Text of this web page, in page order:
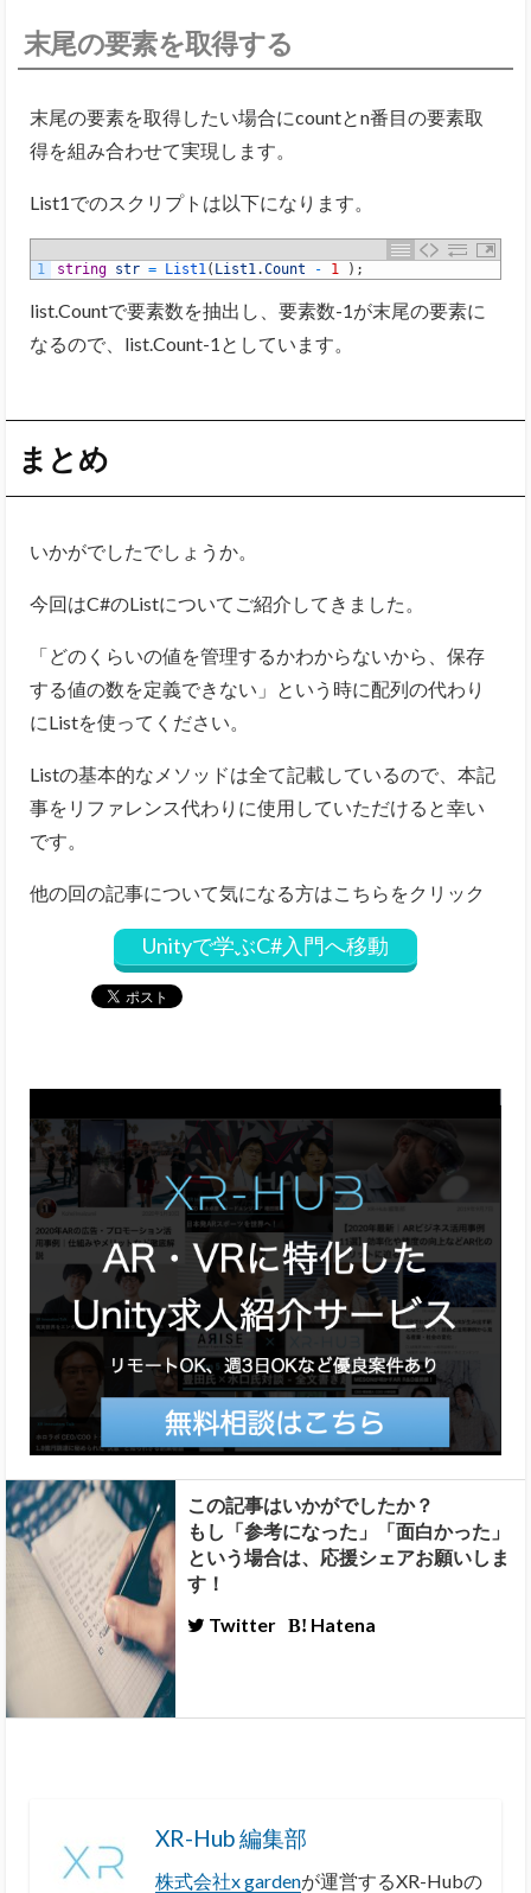
末尾の要素を取得する
末尾の要素を取得したい場合にcountとn番目の要素取
得を組み合わせて実現します。
List1でのスクリプトは以下になります。
1 string str = List1 ( List1 .Count - 1 ) ;
list.Countで要素数を抽出し、要素数-1が末尾の要素に
なるので、list.Count-1としています。
まとめ
いかがでしたでしょうか。
今回はC#のListについてご紹介してきました。
「どのくらいの値を管理するかわからないから、保存
する値の数を定義できない」という時に配列の代わり
にListを使ってください。
Listの基本的なメソッドは全て記載しているので、本記
事をリファレンス代わりに使用していただけると幸い
です。
他の回の記事について気になる方はこちらをクリック
Unityで学ぶC#入門へ移動
この記事はいかがでしたか？
もし「参考になった」「面白かった」
という場合は、応援シェアお願いしま
す！
Twitter
Hatena
XR-Hub 編集部
株式会社x gardenが運営するXR-Hubの